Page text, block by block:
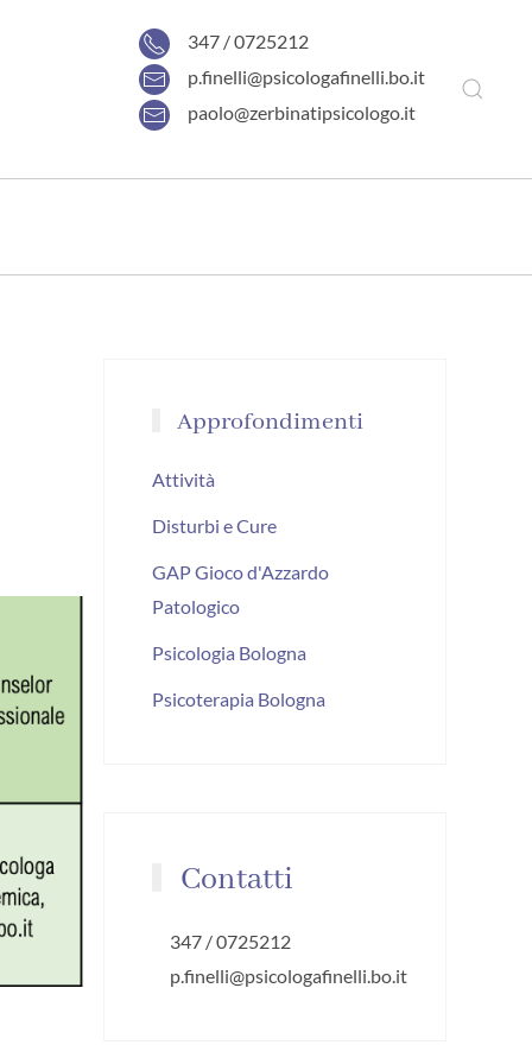
347 / 0725212
p.finelli@psicologafinelli.bo.it
paolo@zerbinatipsicologo.it
Approfondimenti
Attività
Disturbi e Cure
GAP Gioco d'Azzardo
Patologico
Psicologia Bologna
Psicoterapia Bologna
Contatti
347 / 0725212
p.finelli@psicologafinelli.bo.it